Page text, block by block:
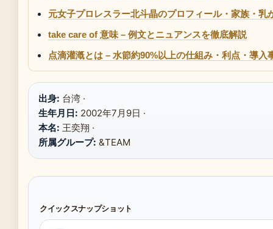
元女子プロレスラー北斗晶のプロフィール・家族・
take care of 意味 – 例文とニュアンスを徹底解説
点滴灌漑とは – 水節約90%以上の仕組み・利点・導入
出身: 台湾 ·
生年月日: 2002年7月9日 ·
本名: 王奕翔 ·
所属グループ: &TEAM
クイックスナップショット